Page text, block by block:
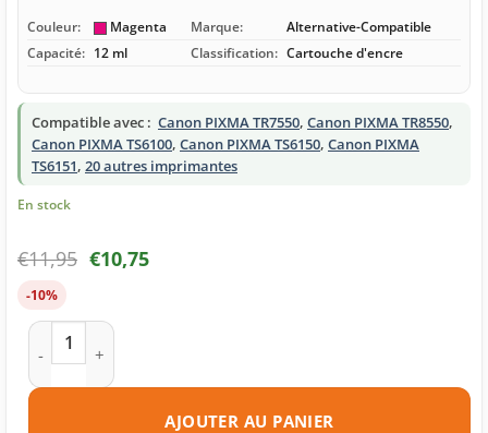
Couleur: Magenta Marque:
Alternative-Compatible
Capacité: 12 ml Classification: Cartouche d'encre
Compatible avec : Canon PIXMA TR7550, Canon PIXMA TR8550,
Canon PIXMA TS6100, Canon PIXMA TS6150, Canon PIXMA
TS6151, 20 autres imprimantes
En stock
€11,95 €10,75
-10%
quantité de Cartouche d'encre compatible Canon CLI-581M
AJOUTER AU PANIER